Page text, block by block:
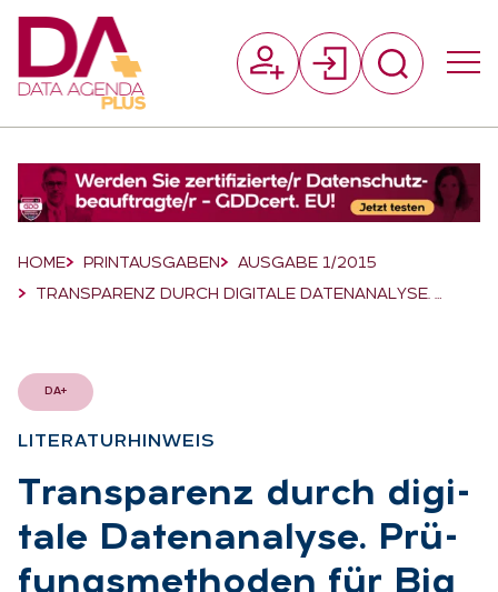
Breadcrumb-Navigation
HOME PRINTAUSGABEN
AUSGABE 1/2015
TRANSPARENZ DURCH DIGITALE DATENANALYSE. …
DA+
LI­TE­RA­TUR­HIN­WEIS
:
Trans­pa­renz durch di­gi­
ta­le Da­ten­ana­ly­se. Prü­
fungs­me­tho­den für Big